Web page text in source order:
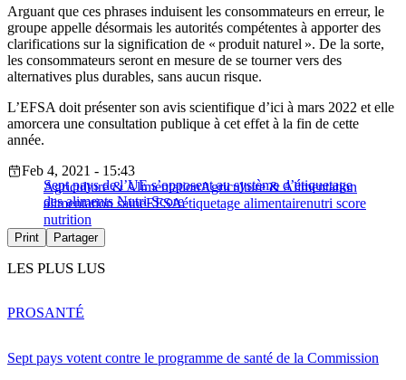
Arguant que ces phrases induisent les consommateurs en erreur, le
groupe appelle désormais les autorités compétentes à apporter des
clarifications sur la signification de « produit naturel ». De la sorte,
les consommateurs seront en mesure de se tourner vers des
alternatives plus durables, sans aucun risque.
L’EFSA doit présenter son avis scientifique d’ici à mars 2022 et elle
amorcera une consultation publique à cet effet à la fin de cette
année.
Sept pays de l’UE s’opposent au système d’étiquetage
des aliments Nutri-Score
Feb 4, 2021 - 15:43
Agriculture & AlimentationAgriculture & Alimentation
alimentation saineEFSAétiquetage alimentairenutri score
nutrition
Print Partager
LES PLUS LUS
Sept pays votent contre le programme de santé de la Commission
PROSANTÉ